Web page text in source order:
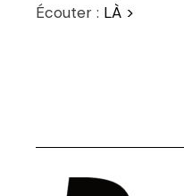
Écouter : LÀ >